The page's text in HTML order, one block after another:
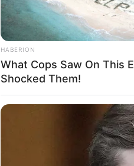
Ausflugs-
Name oder
Bezeichnung
URL bzw. Link
HABERION
What Cops Saw On This
Shocked Them!